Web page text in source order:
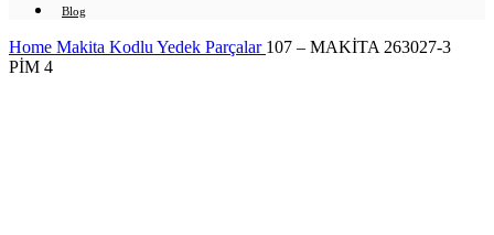
Blog
Home Makita Kodlu Yedek Parçalar 107 – MAKİTA 263027-3
PİM 4